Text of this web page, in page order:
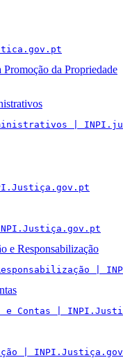
da Propriedade
|
e Responsabilização
|
e Contas |
|